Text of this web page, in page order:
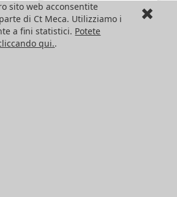
sito web acconsentite
di Ct Meca. Utilizziamo i
a fini statistici. Potete
qui..